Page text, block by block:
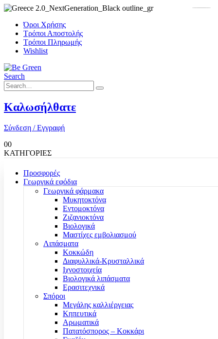
Όροι Χρήσης
Τρόποι Αποστολής
Τρόποι Πληρωμής
Wishlist
Search
Καλωσήλθατε
Σύνδεση / Εγγραφή
00
ΚΑΤΗΓΟΡΙΕΣ
Προσφορές
Γεωργικά εφόδια
Γεωργικά φάρμακα
Μυκητοκτόνα
Εντομοκτόνα
Ζιζανιοκτόνα
Βιολογικά
Μαστίχες εμβολιασμού
Λιπάσματα
Κοκκώδη
Διαφυλλικά-Κρυσταλλικά
Ιχνοστοιχεία
Βιολογικά λιπάσματα
Ερασιτεχνικά
Σπόροι
Μεγάλης καλλιέργειας
Κηπευτικά
Αρωματικά
Πατατόσπορος – Κοκκάρι